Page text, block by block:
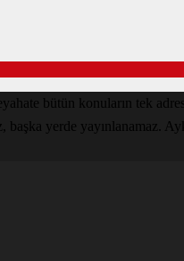
bütün konuların tek
yerde yayınlanamaz.